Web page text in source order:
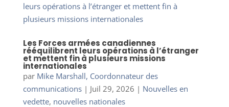
Les Forces armées canadiennes
rééquilibrent leurs opérations à l’étranger
et mettent fin à plusieurs missions
internationales
par Mike Marshall, Coordonnateur des
communications| Juil 29, 2026 | Nouvelles en
vedette, nouvelles nationales